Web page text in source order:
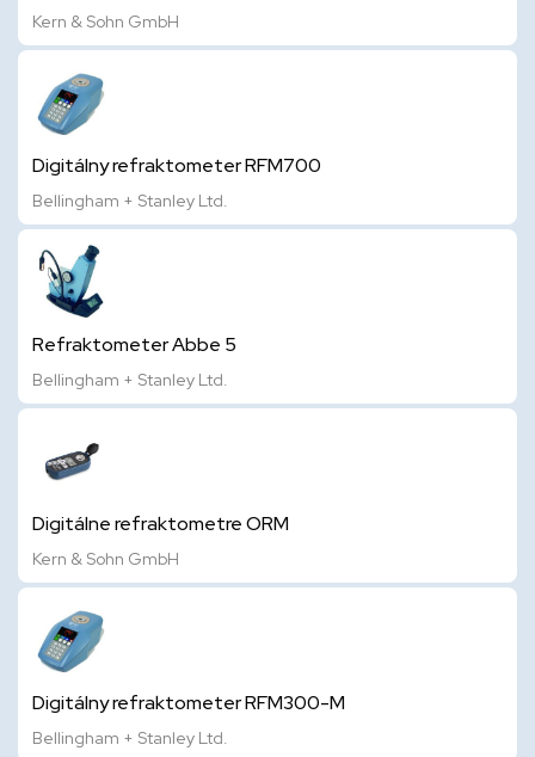
Kern & Sohn GmbH
Digitálny refraktometer RFM700
Bellingham + Stanley Ltd.
Refraktometer Abbe 5
Bellingham + Stanley Ltd.
Digitálne refraktometre ORM
Kern & Sohn GmbH
Digitálny refraktometer RFM300-M
Bellingham + Stanley Ltd.